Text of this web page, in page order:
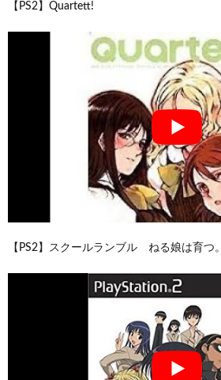
【PS2】Quartett!
【PS2】スクールランブル ねる娘は育つ。